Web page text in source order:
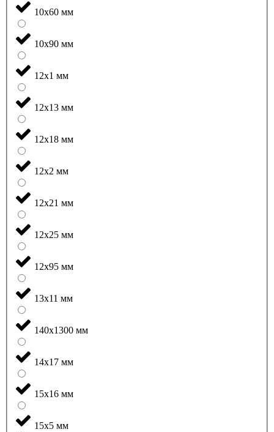
10x60 мм
10x90 мм
12x1 мм
12x13 мм
12x18 мм
12x2 мм
12x21 мм
12x25 мм
12x95 мм
13x11 мм
140x1300 мм
14x17 мм
15x16 мм
15x5 мм